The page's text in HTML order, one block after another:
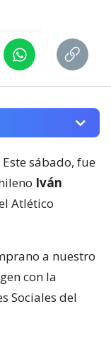
sábado, fue
Iván
Atlético
a nuestro
con la
Sociales del